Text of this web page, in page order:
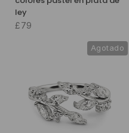
ley
£79
Agotado